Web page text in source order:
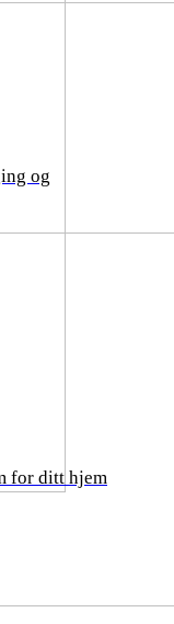
og
for ditt hjem